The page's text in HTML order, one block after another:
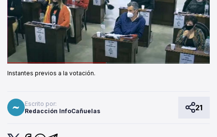
Instantes previos a la votación.
Escrito por:
Redacción InfoCañuelas
21